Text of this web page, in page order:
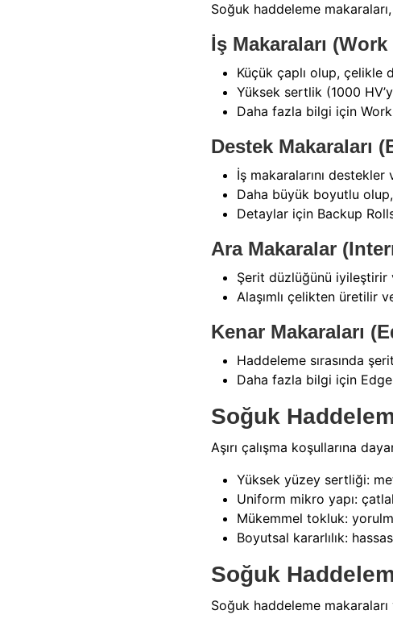
Soğuk haddeleme
İş Makaraları
Küçük çaplı olup, çelikle
Yüksek sertlik (1000
Daha fazla bilgi için Work
Destek Makaraları
İş makaralarını destekler
Daha büyük boyutlu
Detaylar için Backup
Ara Makaralar
Şerit düzlüğünü iyileştirir
Alaşımlı çelikten üretilir
Kenar Makaraları
Haddeleme sırasında
Daha fazla bilgi için
Soğuk
Aşırı çalışma koşullarına
Yüksek yüzey sertliği:
Uniform mikro yapı:
Mükemmel tokluk:
Boyutsal kararlılık:
Soğuk
Soğuk haddeleme makaraları